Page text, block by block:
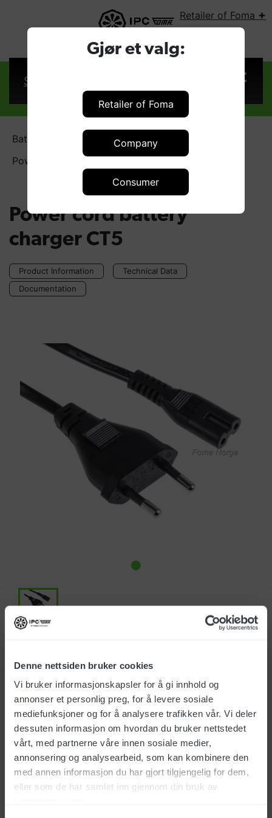
Denne nettsiden bruker cookies
Vi bruker informasjonskapsler for å gi innhold og
annonser et personlig preg, for å levere sosiale
mediefunksjoner og for å analysere trafikken vår. Vi deler
dessuten informasjon om hvordan du bruker nettstedet
vårt, med partnerne våre innen sosiale medier,
annonsering og analysearbeid, som kan kombinere den
med annen informasjon du har gjort tilgjengelig for dem,
eller som de har samlet inn gjennom din bruk av
Gjør et valg:
Retailer of Foma
Company
Consumer
Retailer of Foma +
SELECT COUNTRY:
Sign in
Battery chargers
Power cord battery charger CT5
Power cord battery
charger CT5
Product Information
Technical Data
Documentation
All prices ex. vat
In stock(7.00)
Delivery time 1-4 days